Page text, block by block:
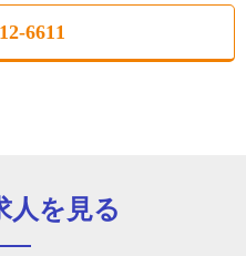
6611
人を見る